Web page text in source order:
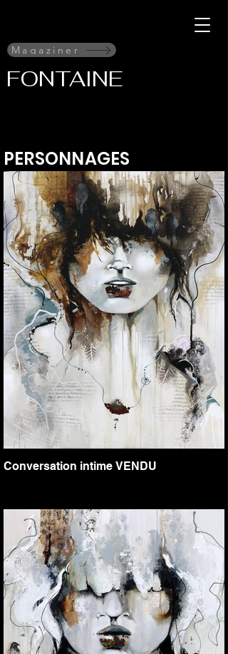
Magaziner
FONTAINE
PERSONNAGES
Conversation intime VENDU